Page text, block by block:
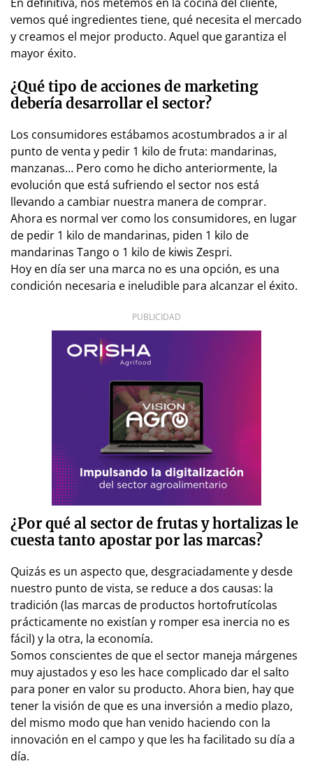
vemos qué ingredientes tiene, qué necesita el mercado
y creamos el mejor producto. Aquel que garantiza el
mayor éxito.
¿Qué tipo de acciones de marketing
debería desarrollar el sector?
Los consumidores estábamos acostumbrados a ir al
punto de venta y pedir 1 kilo de fruta: mandarinas,
manzanas… Pero como he dicho anteriormente, la
evolución que está sufriendo el sector nos está
llevando a cambiar nuestra manera de comprar.
Ahora es normal ver como los consumidores, en lugar
de pedir 1 kilo de mandarinas, piden 1 kilo de
mandarinas Tango o 1 kilo de kiwis Zespri.
Hoy en día ser una marca no es una opción, es una
condición necesaria e ineludible para alcanzar el éxito.
PUBLICIDAD
¿Por qué al sector de frutas y hortalizas le
cuesta tanto apostar por las marcas?
Quizás es un aspecto que, desgraciadamente y desde
nuestro punto de vista, se reduce a dos causas: la
tradición (las marcas de productos hortofrutícolas
prácticamente no existían y romper esa inercia no es
fácil) y la otra, la economía.
Somos conscientes de que el sector maneja márgenes
muy ajustados y eso les hace complicado dar el salto
para poner en valor su producto. Ahora bien, hay que
tener la visión de que es una inversión a medio plazo,
del mismo modo que han venido haciendo con la
innovación en el campo y que les ha facilitado su día a
día.